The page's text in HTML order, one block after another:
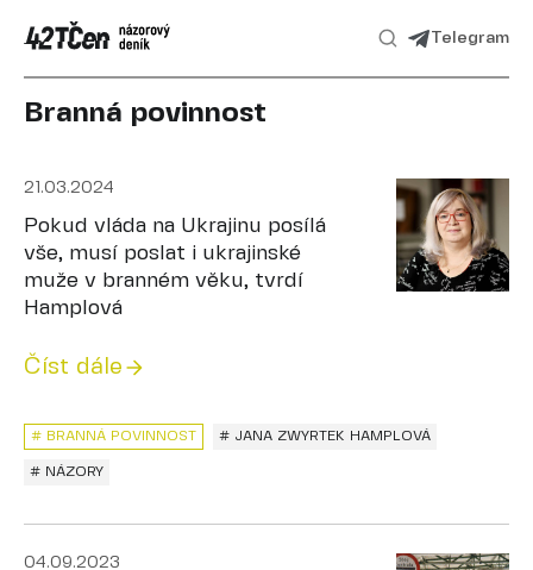
Telegram
Branná povinnost
21.03.2024
Pokud vláda na Ukrajinu posílá
vše, musí poslat i ukrajinské
muže v branném věku, tvrdí
Hamplová
Číst dále
# BRANNÁ POVINNOST # JANA ZWYRTEK HAMPLOVÁ
# NÁZORY
04.09.2023